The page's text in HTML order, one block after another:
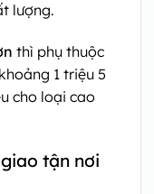
lượng.
thì phụ thuộc
1 triệu 5
cho loại cao
tận nơi